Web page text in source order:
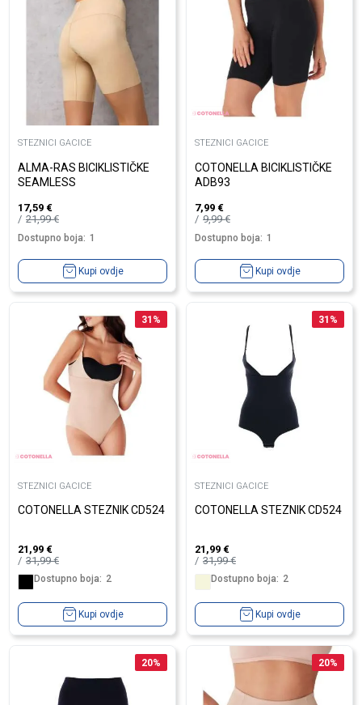
STEZNICI GACICE
ALMA-RAS BICIKLISTIČKE
SEAMLESS
17,59 €
21,99€
Dostupno boja: 1
Kupi ovdje
STEZNICI GACICE
COTONELLA BICIKLISTIČKE
ADB93
7,99 €
9,99€
Dostupno boja: 1
Kupi ovdje
31 %
STEZNICI GACICE
COTONELLA STEZNIK CD524
21,99 €
31,99€
Dostupno boja: 2
Kupi ovdje
31 %
STEZNICI GACICE
COTONELLA STEZNIK CD524
21,99 €
31,99€
Dostupno boja: 2
Kupi ovdje
20% 20%